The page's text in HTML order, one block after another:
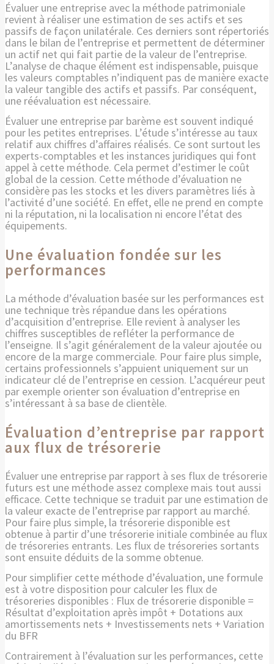
Évaluer une entreprise avec la méthode patrimoniale
revient à réaliser une estimation de ses actifs et ses
passifs de façon unilatérale. Ces derniers sont répertoriés
dans le bilan de l’entreprise et permettent de déterminer
un actif net qui fait partie de la valeur de l’entreprise.
L’analyse de chaque élément est indispensable, puisque
les valeurs comptables n’indiquent pas de manière exacte
la valeur tangible des actifs et passifs. Par conséquent,
une réévaluation est nécessaire.
Évaluer une entreprise par barème est souvent indiqué
pour les petites entreprises. L’étude s’intéresse au taux
relatif aux chiffres d’affaires réalisés. Ce sont surtout les
experts-comptables et les instances juridiques qui font
appel à cette méthode. Cela permet d’estimer le coût
global de la cession. Cette méthode d’évaluation ne
considère pas les stocks et les divers paramètres liés à
l’activité d’une société. En effet, elle ne prend en compte
ni la réputation, ni la localisation ni encore l’état des
équipements.
Une évaluation fondée sur les
performances
La méthode d’évaluation basée sur les performances est
une technique très répandue dans les opérations
d’acquisition d’entreprise. Elle revient à analyser les
chiffres susceptibles de refléter la performance de
l’enseigne. Il s’agit généralement de la valeur ajoutée ou
encore de la marge commerciale. Pour faire plus simple,
certains professionnels s’appuient uniquement sur un
indicateur clé de l’entreprise en cession. L’acquéreur peut
par exemple orienter son évaluation d’entreprise en
s’intéressant à sa base de clientèle.
Évaluation d’entreprise par rapport
aux flux de trésorerie
Évaluer une entreprise par rapport à ses flux de trésorerie
futurs est une méthode assez complexe mais tout aussi
efficace. Cette technique se traduit par une estimation de
la valeur exacte de l’entreprise par rapport au marché.
Pour faire plus simple, la trésorerie disponible est
obtenue à partir d’une trésorerie initiale combinée au flux
de trésoreries entrants. Les flux de trésoreries sortants
sont ensuite déduits de la somme obtenue.
Pour simplifier cette méthode d’évaluation, une formule
est à votre disposition pour calculer les flux de
trésoreries disponibles : Flux de trésorerie disponible =
Résultat d’exploitation après impôt + Dotations aux
amortissements nets + Investissements nets + Variation
du BFR
Contrairement à l’évaluation sur les performances, cette